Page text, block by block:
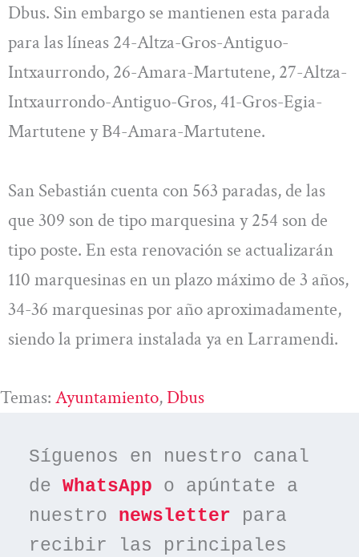
Dbus. Sin embargo se mantienen esta parada
para las líneas 24-Altza-Gros-Antiguo-
Intxaurrondo, 26-Amara-Martutene, 27-Altza-
Intxaurrondo-Antiguo-Gros, 41-Gros-Egia-
Martutene y B4-Amara-Martutene.
San Sebastián cuenta con 563 paradas, de las
que 309 son de tipo marquesina y 254 son de
tipo poste. En esta renovación se actualizarán
110 marquesinas en un plazo máximo de 3 años,
34-36 marquesinas por año aproximadamente,
siendo la primera instalada ya en Larramendi.
Temas: Ayuntamiento, Dbus
Síguenos en nuestro canal
de WhatsApp o apúntate a
nuestro newsletter para
recibir las principales